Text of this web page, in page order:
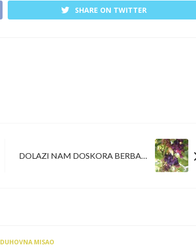
SHARE ON TWITTER
DOLAZI NAM DOSKORA BERBA…
DUHOVNA MISAO